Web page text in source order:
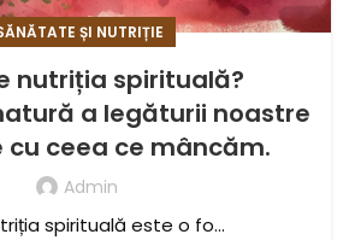
ȘI NUTRIȚIE
nutriția spirituală?
a legăturii noastre
cu ceea ce mâncăm.
Admin
spirituală este o fo...